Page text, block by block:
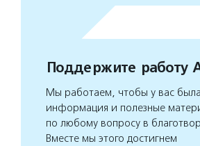
Поддержите работу
Мы работаем, чтобы у вас была
информация и полезные
по любому вопросу в
Вместе мы этого достигнем